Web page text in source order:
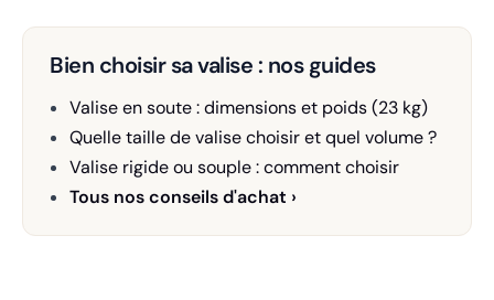
Bien choisir sa valise : nos guides
Valise en soute : dimensions et poids (23 kg)
Quelle taille de valise choisir et quel volume ?
Valise rigide ou souple : comment choisir
Tous nos conseils d'achat ›